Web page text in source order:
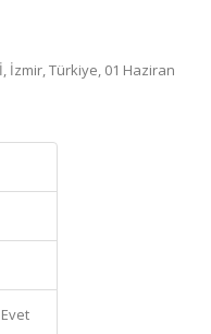
İzmir, Türkiye, 01 Haziran
Evet